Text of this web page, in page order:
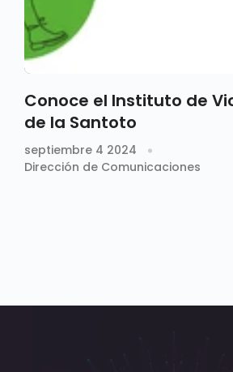
Conoce el Instituto de
de la Santoto
septiembre 4 2024
Dirección de Comunicaciones